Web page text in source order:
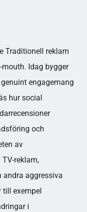
Traditionell reklam
Idag bygger
engagemang
hur social
och
av
reklam,
aggressiva
till exempel
i